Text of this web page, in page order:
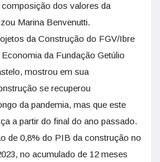
dos valores da
Marina Benvenutti.
da Construção do FGV/Ibre
da Fundação Getúlio
mostrou em sua
se recuperou
da pandemia, mas que este
a partir do final do ano passado.
de 0,8% do PIB da construção no
no acumulado de 12 meses